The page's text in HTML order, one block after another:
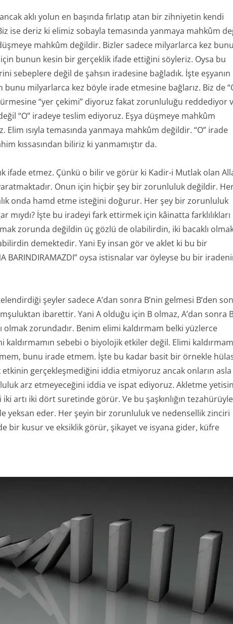
ancak aklı yolun en başında fırlatıp atan bir zihniyetin kendi
ise deriz ki elimiz sobayla temasında yanmaya mahkûm
düşmeye mahkûm değildir. Bizler sadece milyarlarca kez
bunun kesin bir gerçeklik ifade ettiğini söyleriz. Oysa bu
sebeplere değil de şahsın iradesine bağladık. İşte eşyanın
bunu milyarlarca kez böyle irade etmesine bağlarız. Biz de
“yer çekimi” diyoruz fakat zorunluluğu reddediyor
“O” iradeye teslim ediyoruz. Eşya düşmeye mahkûm
Elim ısıyla temasında yanmaya mahkûm değildir. “O” irade
kıssasından biliriz ki yanmamıştır da.
ifade etmez. Çünkü o bilir ve görür ki Kadir-i Mutlak olan
Onun için hiçbir şey bir zorunluluk değildir.
onda hamd etme isteğini doğurur. Her şey bir zorunluluk
mıydı? İşte bu iradeyi fark ettirmek için kâinatta farklılıkları
zorunda değildin üç gözlü de olabilirdin, iki bacaklı
demektedir. Yani Ey insan gör ve aklet ki bu bir
BARINDIRAMAZDI” oysa istisnalar var öyleyse bu bir
şeyler sadece A’dan sonra B’nin gelmesi B’den
ibarettir. Yani A olduğu için B olmaz, A’dan sonra
zorundadır. Benim elimi kaldırmam belki yüzlerce
sebebi o biyolojik etkiler değil. Elimi
bunu irade etmem. İşte bu kadar basit bir örnekle
gerçekleşmediğini iddia etmiyoruz ancak onların asla
arz etmeyeceğini iddia ve ispat ediyoruz. Akletme
artı iki dört suretinde görür. Ve bu şaşkınlığın tezahürüyle
yeksan eder. Her şeyin bir zorunluluk ve nedensellik zinciri
bir kusur ve eksiklik görür, şikayet ve isyana gider, küfre